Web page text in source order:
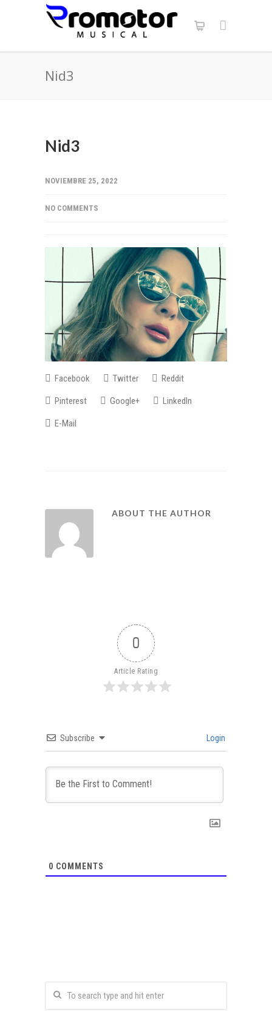
Nid3
Nid3
NOVIEMBRE 25, 2022
NO COMMENTS
Facebook Twitter Reddit
Pinterest Google+ LinkedIn
E-Mail
ABOUT THE AUTHOR
0
Article Rating
Subscribe Login
0 COMMENTS